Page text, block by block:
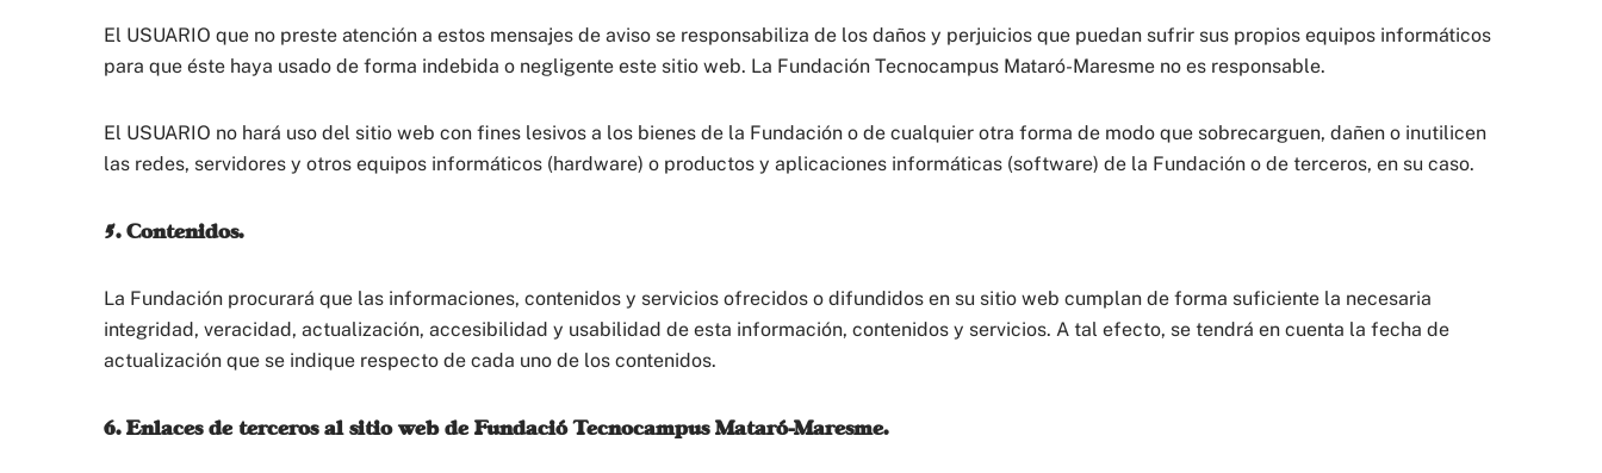
El USUARIO que no preste atención a estos mensajes de aviso se responsabiliza de los daños y perjuicios que puedan sufrir sus propios equipos informáticos
para que éste haya usado de forma indebida o negligente este sitio web. La Fundación Tecnocampus Mataró-Maresme no es responsable.
El USUARIO no hará uso del sitio web con fines lesivos a los bienes de la Fundación o de cualquier otra forma de modo que sobrecarguen, dañen o inutilicen
las redes, servidores y otros equipos informáticos (hardware) o productos y aplicaciones informáticas (software) de la Fundación o de terceros, en su caso.
5. Contenidos.
La Fundación procurará que las informaciones, contenidos y servicios ofrecidos o difundidos en su sitio web cumplan de forma suficiente la necesaria
integridad, veracidad, actualización, accesibilidad y usabilidad de esta información, contenidos y servicios. A tal efecto, se tendrá en cuenta la fecha de
actualización que se indique respecto de cada uno de los contenidos.
6. Enlaces de terceros al sitio web de Fundació Tecnocampus Mataró-Maresme.